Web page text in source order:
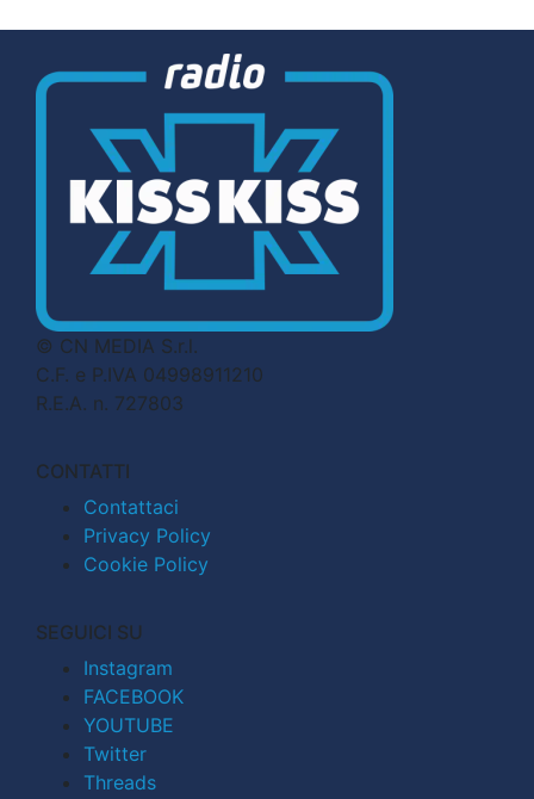
© CN MEDIA S.r.l.
C.F. e P.IVA 04998911210
R.E.A. n. 727803
CONTATTI
Contattaci
Privacy Policy
Cookie Policy
SEGUICI SU
Instagram
FACEBOOK
YOUTUBE
Twitter
Threads